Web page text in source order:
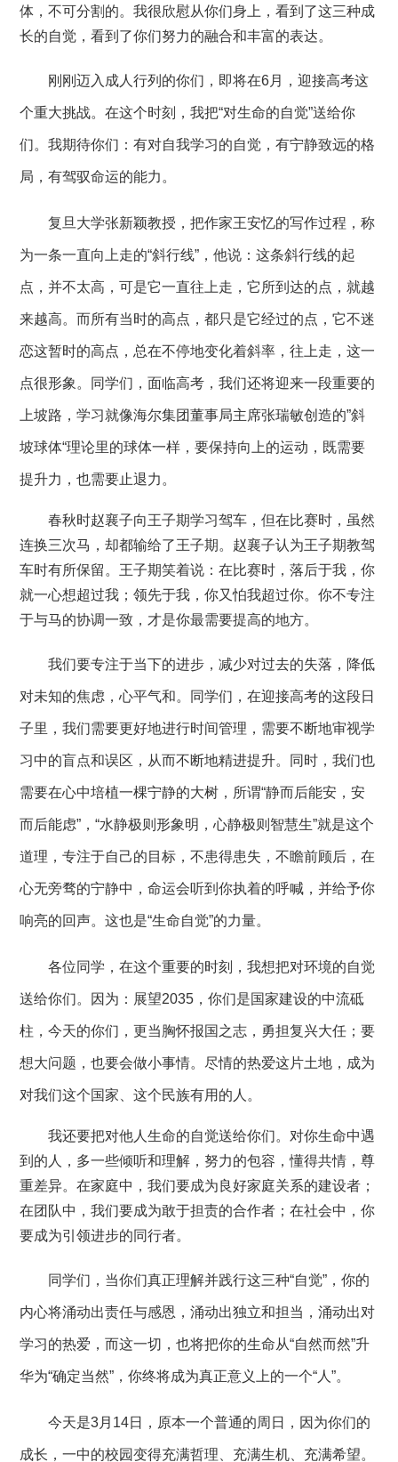
体，不可分割的。我很欣慰从你们身上，看到了这三种成
长的自觉，看到了你们努力的融合和丰富的表达。
刚刚迈入成人行列的你们，即将在6月，迎接高考这
个重大挑战。在这个时刻，我把“对生命的自觉”送给你
们。我期待你们：有对自我学习的自觉，有宁静致远的格
局，有驾驭命运的能力。
复旦大学张新颖教授，把作家王安忆的写作过程，称
为一条一直向上走的“斜行线”，他说：这条斜行线的起
点，并不太高，可是它一直往上走，它所到达的点，就越
来越高。而所有当时的高点，都只是它经过的点，它不迷
恋这暂时的高点，总在不停地变化着斜率，往上走，这一
点很形象。同学们，面临高考，我们还将迎来一段重要的
上坡路，学习就像海尔集团董事局主席张瑞敏创造的”斜
坡球体“理论里的球体一样，要保持向上的运动，既需要
提升力，也需要止退力。
春秋时赵襄子向王子期学习驾车，但在比赛时，虽然
连换三次马，却都输给了王子期。赵襄子认为王子期教驾
车时有所保留。王子期笑着说：在比赛时，落后于我，你
就一心想超过我；领先于我，你又怕我超过你。你不专注
于与马的协调一致，才是你最需要提高的地方。
我们要专注于当下的进步，减少对过去的失落，降低
对未知的焦虑，心平气和。同学们，在迎接高考的这段日
子里，我们需要更好地进行时间管理，需要不断地审视学
习中的盲点和误区，从而不断地精进提升。同时，我们也
需要在心中培植一棵宁静的大树，所谓“静而后能安，安
而后能虑”，“水静极则形象明，心静极则智慧生”就是这个
道理，专注于自己的目标，不患得患失，不瞻前顾后，在
心无旁骛的宁静中，命运会听到你执着的呼喊，并给予你
响亮的回声。这也是“生命自觉”的力量。
各位同学，在这个重要的时刻，我想把对环境的自觉
送给你们。因为：展望2035，你们是国家建设的中流砥
柱，今天的你们，更当胸怀报国之志，勇担复兴大任；要
想大问题，也要会做小事情。尽情的热爱这片土地，成为
对我们这个国家、这个民族有用的人。
我还要把对他人生命的自觉送给你们。对你生命中遇
到的人，多一些倾听和理解，努力的包容，懂得共情，尊
重差异。在家庭中，我们要成为良好家庭关系的建设者；
在团队中，我们要成为敢于担责的合作者；在社会中，你
要成为引领进步的同行者。
同学们，当你们真正理解并践行这三种“自觉”，你的
内心将涌动出责任与感恩，涌动出独立和担当，涌动出对
学习的热爱，而这一切，也将把你的生命从“自然而然”升
华为“确定当然”，你终将成为真正意义上的一个“人”。
今天是3月14日，原本一个普通的周日，因为你们的
成长，一中的校园变得充满哲理、充满生机、充满希望。